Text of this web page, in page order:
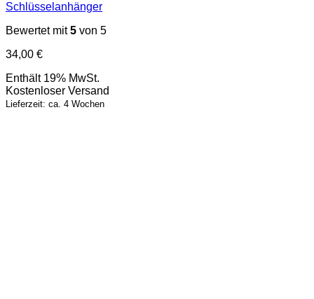
Schlüsselanhänger
Bewertet mit5 von 5
34,00 €
Enthält 19% MwSt.
Kostenloser Versand
Lieferzeit: ca. 4 Wochen